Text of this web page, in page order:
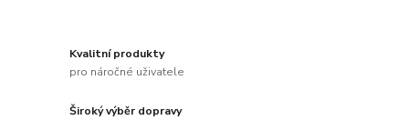
Kvalitní produkty
pro náročné uživatele
Široký výběr dopravy